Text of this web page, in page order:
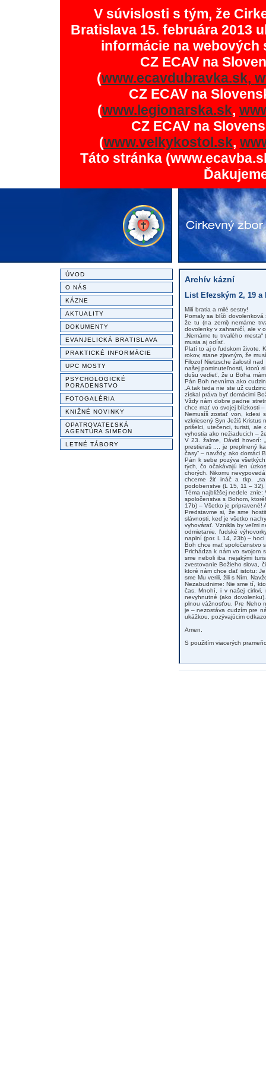
V súvislosti s tým, že
Bratislava 15. februára 2013
informácie na
CZ ECAV na
(www.ecavdubravka.sk,
CZ ECAV na
(www.legionarska.sk,
CZ ECAV na
(www.velkykostol.sk,
Táto stránka
ÚVOD
O NÁS
KÁZNE
AKTUALITY
DOKUMENTY
EVANJELICKÁ BRATISLAVA
PRAKTICKÉ INFORMÁCIE
UPC MOSTY
PSYCHOLOGICKÉ
PORADENSTVO
FOTOGALÉRIA
KNIŽNÉ NOVINKY
OPATROVATEĽSKÁ
AGENTÚRA SIMEON
LETNÉ TÁBORY
Archív kázní
List Efezským 2, 19
Milí bratia a milé sestry!
Pomaly sa blíži
že tu (na zemi) nemáme
dovolenky v zahraničí, ale v
„Nemáme tu trvalého
musia aj odísť.
Platí to aj o ľudskom živote.
rokov, stane zjavným, že
Filozof Nietzsche žalostil
našej pominuteľnosti, ktorú
dušu vedieť, že u Boha
Pán Boh nevníma ako
„A tak teda nie ste už
získal práva byť domácimi
Vždy nám dobre padne
chce mať vo svojej blízkosti
Nemusíš zostať von, kdesi
vzkriesený Syn Ježiš Kristus
prišelci, utečenci, turisti,
vyhostia ako nežiaducich –
V 23. žalme, Dávid hovorí:
prestieraš .... je preplnený
časy“ – navždy, ako domáci
Pán k sebe pozýva
tých, čo očakávajú len
chorých. Nikomu
chceme žiť ináč a tkp. „sa
podobenstve (L 15, 11 – 32).
Téma najbližšej nedele
spoločenstva s Bohom,
17b) – Všetko je pripravené!
Predstavme si, že sme
slávnosti, keď je všetko
vyhovárať. Vznikla by veľmi
odmietanie, ľudské
naplní (por. L 14, 23b) – hoci
Boh chce mať spoločenstvo
Prichádza k nám vo svojom
sme neboli iba nejakými
zvestovanie Božieho slova,
ktoré nám chce dať istotu:
sme Mu verili, žili s Ním.
Nezabudnime: Nie sme tí,
čas. Mnohí, i v našej cirkvi,
nevyhnutné (ako
plnou vážnosťou. Pre Neho
je – nezostáva cudzím pre
ukážkou, pozývajúcim
Amen.
S použitím viacerých